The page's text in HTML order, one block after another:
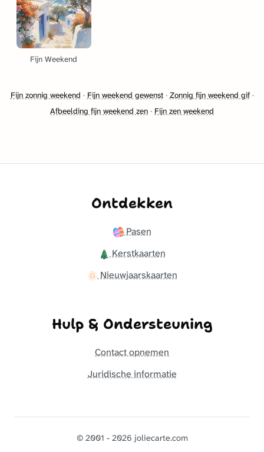
Fijn Weekend
Fijn zonnig weekend · Fijn weekend gewenst· Zonnig fijn weekend gif·
Afbeelding fijn weekend zen · Fijn zen weekend
Ontdekken
Pasen
Kerstkaarten
Nieuwjaarskaarten
Hulp & Ondersteuning
Contact opnemen
Juridische informatie
© 2001 - 2026 joliecarte.com